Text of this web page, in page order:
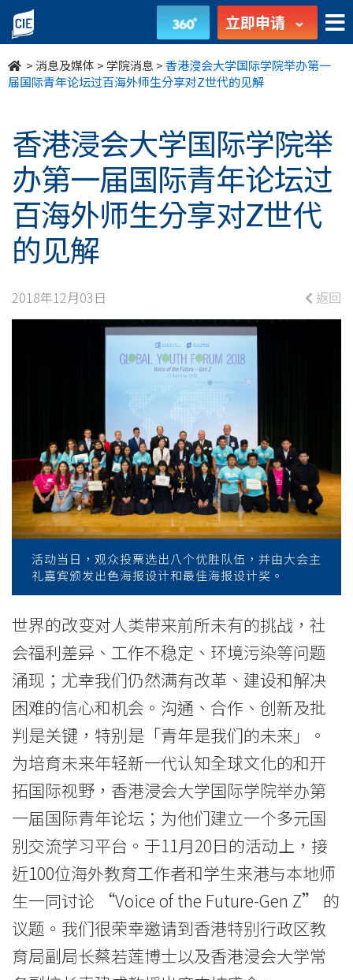
香
港
浸
大
学
国
际
学
院
一
届
国
青
年
论
坛
过
百
海
外
师
生
分
享
立即申请
>消息及媒体 >学院消息 >香港浸会大学国际学院举办第一
届国际青年论坛过百海外师生分享对Z世代的见解
香港浸会大学国际学院举
办第一届国际青年论坛过
百海外师生分享对Z世代
的见解
2018年12月03日 返回
活动当日，观众投票选出八个优胜队伍，并由大会主
礼嘉宾颁发出色海报设计和最佳海报设计奖。
世界的改变对人类带来前所未有的挑战，社
会福利差异、工作不稳定、环境污染等问题
涌现；尤幸我们仍然满有改革、建设和解决
困难的信心和机会。沟通、合作、创新及批
判是关键，特别是「青年是我们的未来」。
为培育未来年轻新一代认知全球文化的和开
拓国际视野，香港浸会大学国际学院举办第
一届国际青年论坛；为他们建立一个多元国
别交流学习平台。于11月20日的活动上，接
近100位海外教育工作者和学生来港与本地师
生一同讨论 “Voice of the Future-Gen Z” 的
议题。我们很荣幸邀请到香港特别行政区教
育局副局长蔡若莲博士以及香港浸会大学常